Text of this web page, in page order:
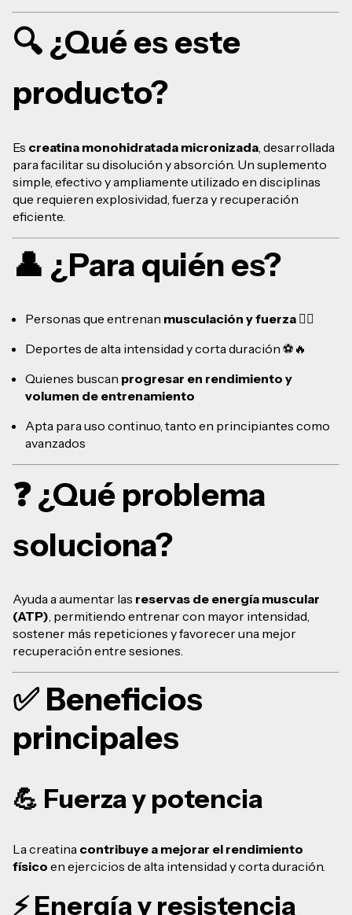
🔍 ¿Qué es este
producto?
Es creatina monohidratada micronizada , desarrollada
para facilitar su disolución y absorción. Un suplemento
simple, efectivo y ampliamente utilizado en disciplinas
que requieren explosividad, fuerza y recuperación
eficiente.
👤 ¿Para quién es?
Personas que entrenan musculación y fuerza 🏋️‍♂️
Deportes de alta intensidad y corta duración ⚽🔥
Quienes buscan progresar en rendimiento y
volumen de entrenamiento
Apta para uso continuo, tanto en principiantes como
avanzados
❓ ¿Qué problema
soluciona?
Ayuda a aumentar las reservas de energía muscular
(ATP), permitiendo entrenar con mayor intensidad,
sostener más repeticiones y favorecer una mejor
recuperación entre sesiones.
✅ Beneficios
principales
💪 Fuerza y potencia
La creatina contribuye a mejorar el rendimiento
físico en ejercicios de alta intensidad y corta duración.
⚡ Energía y resistencia